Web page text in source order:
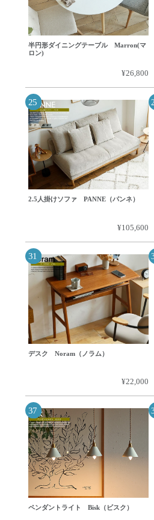
半円形ダイニングテーブル Marron(マ
ロン)
¥26,800
2.5人掛けソファ PANNE（パンネ）
¥105,600
デスク Noram（ノラム）
¥22,000
ペンダントライト Bisk（ビスク）